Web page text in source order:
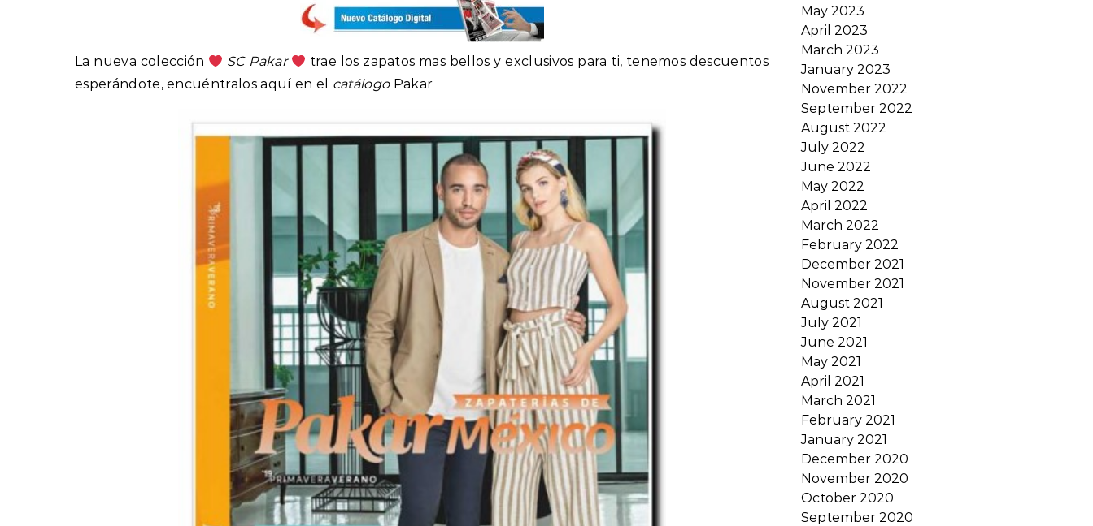
La nueva colección SC Pakar
trae los zapatos mas bellos y exclusivos para ti, tenemos descuentos
esperándote, encuéntralos aquí en el catálogoPakar
May 2023
April 2023
March 2023
January 2023
November 2022
September 2022
August 2022
July 2022
June 2022
May 2022
April 2022
March 2022
February 2022
December 2021
November 2021
August 2021
July 2021
June 2021
May 2021
April 2021
March 2021
February 2021
January 2021
December 2020
November 2020
October 2020
September 2020